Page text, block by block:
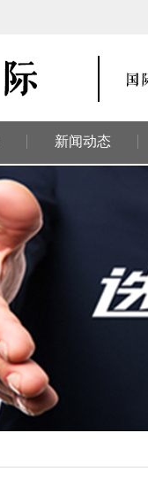
新闻动态